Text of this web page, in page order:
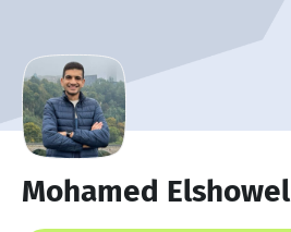
Mohamed Elshowel